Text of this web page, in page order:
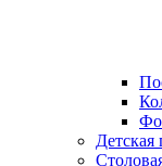
Детская